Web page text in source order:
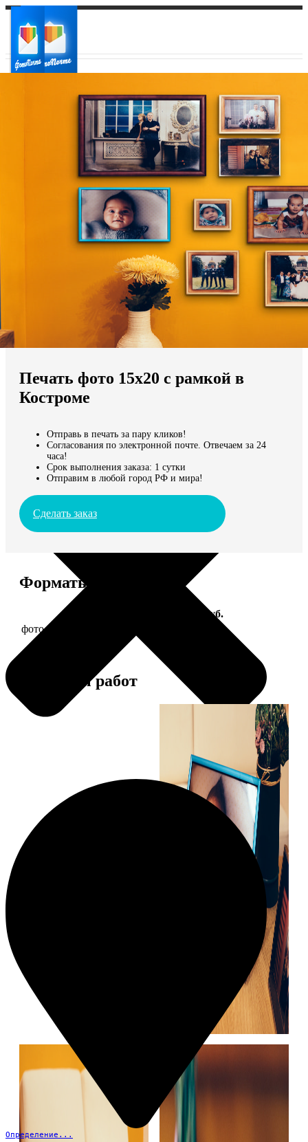
Ваш регион доставки
Выберите из списка:
Мы доставляем по всему миру
Продолжить без города
Определение...
Печать фото 15х20 с рамкой в
Костроме
Отправь в печать за пару кликов!
Согласования по электронной почте. Отвечаем за 24
часа!
Срок выполнения заказа: 1 сутки
Отправим в любой город РФ и мира!
Сделать заказ
Форматы и цены
Цена, руб.
фото 15х20 в деревянной рамке
Примеры работ